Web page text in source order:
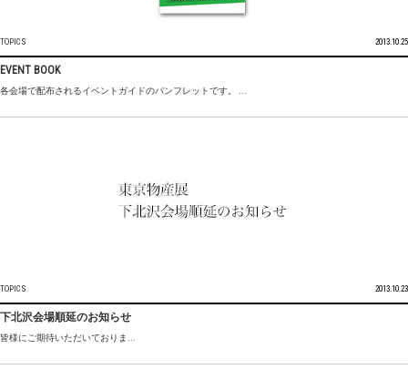
TOPICS 2013.10.25
EVENT BOOK
各会場で配布されるイベントガイドのパンフレットです。 ...
TOPICS 2013.10.23
下北沢会場順延のお知らせ
皆様にご期待いただいておりま...